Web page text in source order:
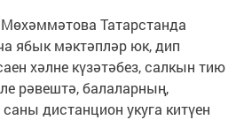
Татарстанда
ябык мәктәпләр юк, дип
хәлне күзәтәбез, салкын тию
рәвештә, балаларның,
дистанцион укуга китүен